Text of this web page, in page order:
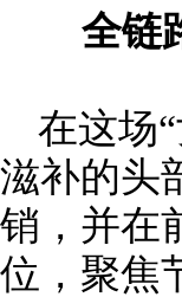
全链
在这场
滋补的头
销，并在
位，聚焦